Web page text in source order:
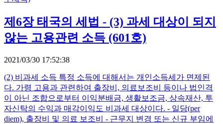
제6장 태국의 세법 - (3) 과세 대상이 되지
않는 고용관련 소득 (601호)
2021/03/30 17:52:38
(2) 비과세 소득 특정 소득에 대해서는 개인소득세가 면제된
다. 가령 고용과 관련하여 출장비, 의료보조비 등이나 법인격
이 아닌 조합으로부터 이익분배금, 생활보조금, 상속재산, 투
자신탁의 수익과 매각이익도 비과세 대상이다. - 일당(per
diem), 출장비 및 의료 보조비 - 근무지 변경 또는 신규 부임에